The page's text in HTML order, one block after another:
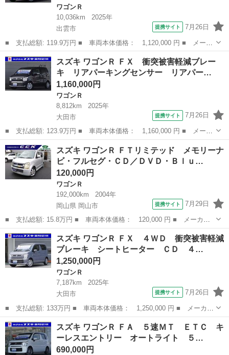
ワゴンＲ
10,036km
2025年
出雲市
提携サイト 7月26日
■ 支払総額: 119.9万円 ■ 車両本体価格： 1,120,000 円 ■ メーカ
ー名： スズキ ■ 車種名： ワゴンＲ ■ グレード名： ＦＸ リ
アパーキングセンサー シートヒーター オートライト リアパーキ
ングセン...
島根 出雲市 ワゴンＲ
スズキ ワゴンＲ ＦＸ 衝突被害軽減ブレー
キ リアパーキングセンサー リアパー…
1,160,000円
ワゴンＲ
8,812km
2025年
大田市
提携サイト 7月26日
■ 支払総額: 123.9万円 ■ 車両本体価格： 1,160,000 円 ■ メーカ
ー名： スズキ ■ 車種名： ワゴンＲ ■ グレード名： ＦＸ 衝
突被害軽減ブレーキ リアパーキングセンサー リアパーキングセン
サー 運...
島根 大田市 ワゴンＲ
スズキ ワゴンＲ ＦＴリミテッド メモリーナ
ビ・フルセグ・ＣＤ／ＤＶＤ・Ｂｌｕ…
120,000円
ワゴンＲ
192,000km
2004年
岡山県 岡山市
提携サイト 7月29日
■ 支払総額: 15.8万円 ■ 車両本体価格： 120,000 円 ■ メーカー
名： スズキ ■ 車種名： ワゴンＲ ■ グレード名： ＦＴリミテ
ッド メモリーナビ・フルセグ・ＣＤ／ＤＶＤ・Ｂｌｕｅｔｏｏｔ
ｈ・ドラレコ前...
岡山 岡山市 ワゴンＲ
スズキ ワゴンＲ ＦＸ ４ＷＤ 衝突被害軽減
ブレーキ シートヒーター ＣＤ ４…
1,250,000円
ワゴンＲ
7,187km
2025年
大田市
提携サイト 7月26日
■ 支払総額: 133万円 ■ 車両本体価格： 1,250,000 円 ■ メーカー
名： スズキ ■ 車種名： ワゴンＲ ■ グレード名： ＦＸ ４Ｗ
Ｄ 衝突被害軽減ブレーキ シートヒーター ＣＤ ４ＷＤ リアパ
ーキングセ...
島根 大田市 ワゴンＲ
スズキ ワゴンＲ ＦＡ ５速ＭＴ ＥＴＣ キ
ーレスエントリー オートライト ５…
690,000円